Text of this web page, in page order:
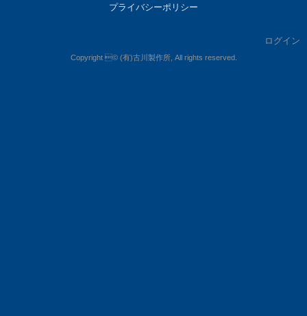
プライバシーポリシー
ログイン
Copyright © (有)古川製作所, All rights reserved.